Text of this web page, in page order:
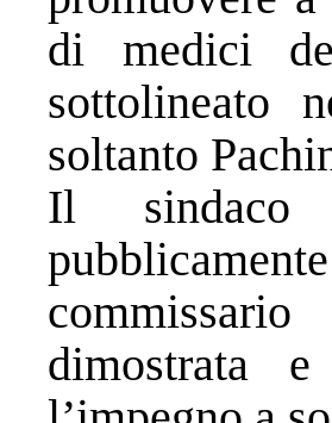
di medici
sottolineato
soltanto
Il sindaco
dimostrata